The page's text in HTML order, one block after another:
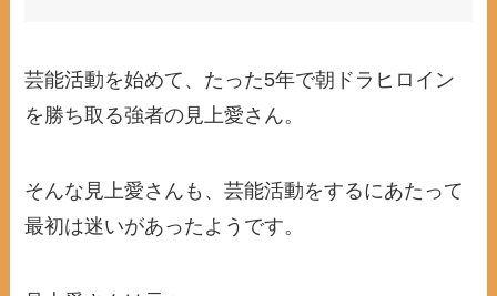
芸能活動を始めて、たった5年で朝ドラヒロイン
を勝ち取る強者の見上愛さん。
そんな見上愛さんも、芸能活動をするにあたって
最初は迷いがあったようです。